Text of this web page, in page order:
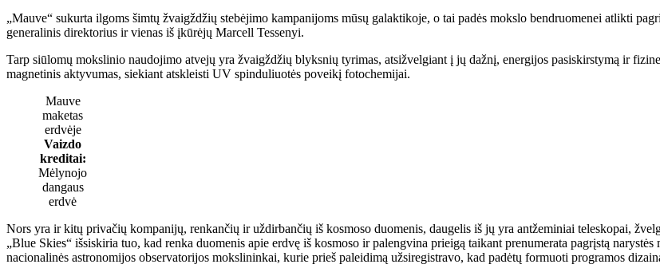
„Mauve“ sukurta ilgoms šimtų žvaigždžių stebėjimo kampanijoms mūsų galaktikoje, o tai padės mokslo bendruomenei atlikti
generalinis direktorius ir vienas iš įkūrėjų Marcell Tessenyi.
Tarp siūlomų mokslinio naudojimo atvejų yra žvaigždžių blyksnių tyrimas, atsižvelgiant į jų dažnį, energijos pasiskirstymą ir
magnetinis aktyvumas, siekiant atskleisti UV spinduliuotės poveikį fotochemijai.
Mauve
maketas
erdvėje
Vaizdo
kreditai:
Mėlynojo
dangaus
erdvė
Nors yra ir kitų privačių kompanijų, renkančių ir uždirbančių iš kosmoso duomenis, daugelis iš jų yra antžeminiai teleskopai,
„Blue Skies“ išsiskiria tuo, kad renka duomenis apie erdvę iš kosmoso ir palengvina prieigą taikant prenumerata pagrįstą
nacionalinės astronomijos observatorijos mokslininkai, kurie prieš paleidimą užsiregistravo, kad padėtų formuoti programos